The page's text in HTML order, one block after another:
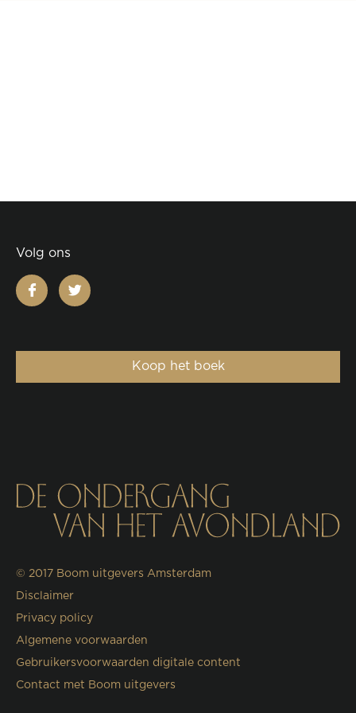
Volg ons
facebooktwitter
Koop het boek
© 2017 Boom uitgevers Amsterdam
Disclaimer
Privacy policy
Algemene voorwaarden
Gebruikersvoorwaarden digitale content
Contact met Boom uitgevers